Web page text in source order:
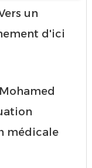
un
d'ici
médicale